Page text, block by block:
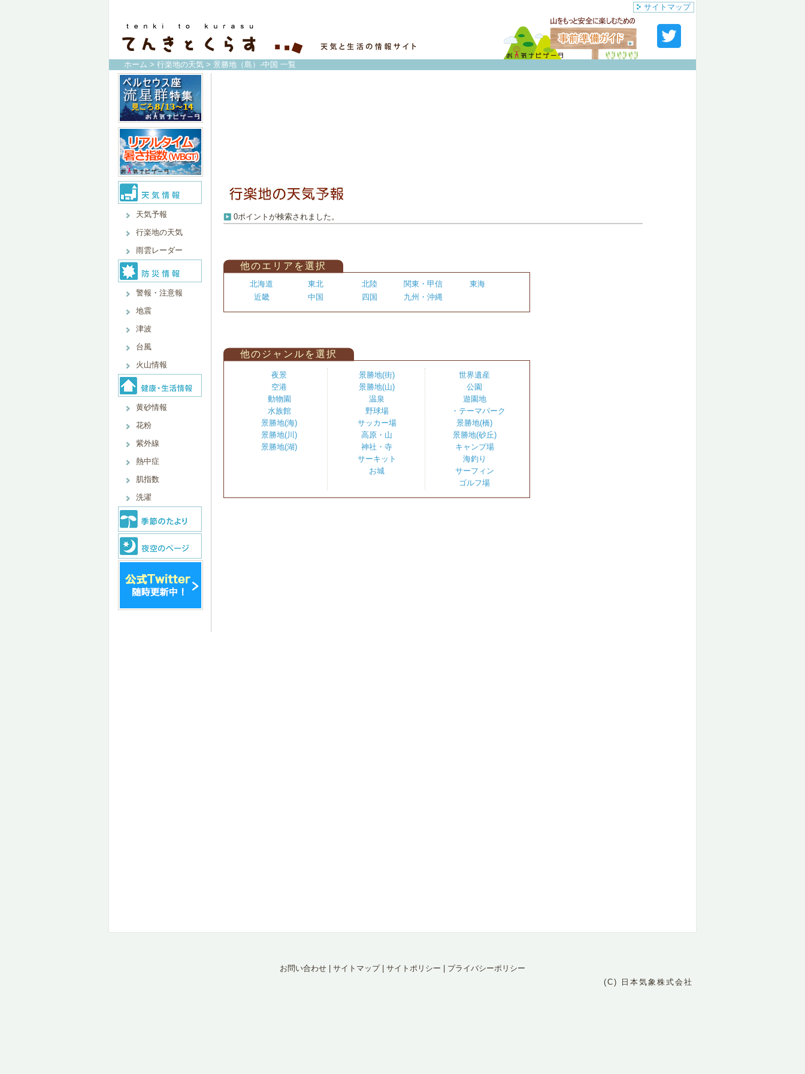
サイトマップ
ホーム > 行楽地の天気 > 景勝地（島）-中国 一覧
天気予報
行楽地の天気
雨雲レーダー
警報・注意報
地震
津波
台風
火山情報
黄砂情報
花粉
紫外線
熱中症
肌指数
洗濯
0ポイントが検索されました。
他のエリアを選択
北海道 東北 北陸 関東・甲信
東海
近畿
中国 四国 九州・沖縄
他のジャンルを選択
夜景
空港
動物園
水族館
景勝地(海)
景勝地(川)
景勝地(湖)
景勝地(街)
景勝地(山)
温泉
野球場
サッカー場
高原・山
神社・寺
サーキット
お城
世界遺産
公園
遊園地
・テーマパーク
景勝地(橋)
景勝地(砂丘)
キャンプ場
海釣り
サーフィン
ゴルフ場
お問い合わせ サイトマップ| サイトポリシー
プライバシーポリシー
(C) 日本気象株式会社